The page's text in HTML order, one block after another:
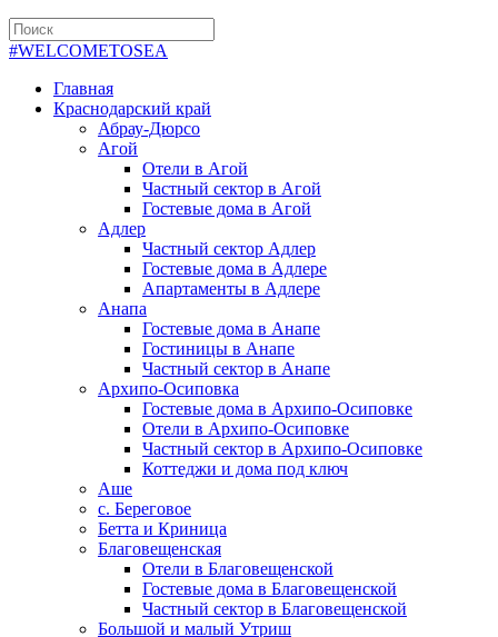
#WELCOMETOSEA
Главная
Краснодарский край
Абрау-Дюрсо
Агой
Отели в Агой
Частный сектор в Агой
Гостевые дома в Агой
Адлер
Частный сектор Адлер
Гостевые дома в Адлере
Апартаменты в Адлере
Анапа
Гостевые дома в Анапе
Гостиницы в Анапе
Частный сектор в Анапе
Архипо-Осиповка
Гостевые дома в Архипо-Осиповке
Отели в Архипо-Осиповке
Частный сектор в Архипо-Осиповке
Коттеджи и дома под ключ
Аше
с. Береговое
Бетта и Криница
Благовещенская
Отели в Благовещенской
Гостевые дома в Благовещенской
Частный сектор в Благовещенской
Большой и малый Утриш